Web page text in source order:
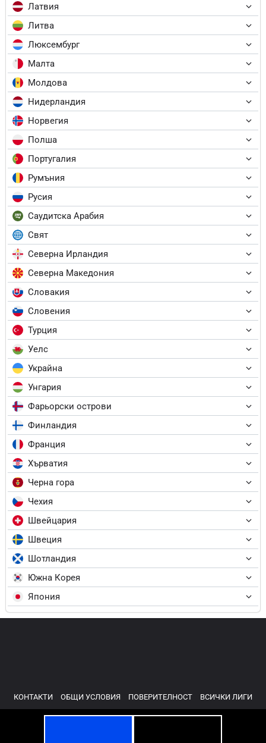
Латвия
Литва
Люксембург
Малта
Молдова
Нидерландия
Норвегия
Полша
Португалия
Румъния
Русия
Саудитска Арабия
Свят
Северна Ирландия
Северна Македония
Словакия
Словения
Турция
Уелс
Украйна
Унгария
Фарьорски острови
Финландия
Франция
Хърватия
Черна гора
Чехия
Швейцария
Швеция
Шотландия
Южна Корея
Япония
КОНТАКТИ ОБЩИ УСЛОВИЯ ПОВЕРИТЕЛНОСТ ВСИЧКИ ЛИГИ